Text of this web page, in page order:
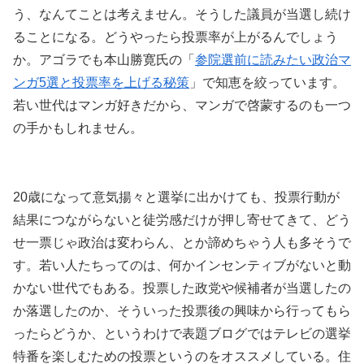
う、なんてことは考えません。そうした議員が当選し続け
ることになる。どうやったら投票率が上がるんでしょう
か。アゴラでも本山勝寛氏の「 参院選前に読みたい政治マ
ンガ5選と投票率を上げる秘策 」で知恵を絞っています。
若い世代はマンガ好きだから、マンガで啓蒙するのも一つ
の手かもしれません。
20歳になって意気揚々と選挙に出かけても、投票行動が
結果につながらないと徒労感だけが押し寄せてきて、どう
せ一票じゃ政治は変わらん、とか諦めちゃう人も多そうで
す。若い人たちってのは、何かインセンティブがないと動
かない世代でもある。投票した政党や候補者が当選したの
か落選したのか、そういった投票後の興味から行ってもら
ったらどうか、というわけで表題ブログではテレビの選挙
特番を楽しむための投票というのをオススメしている。住